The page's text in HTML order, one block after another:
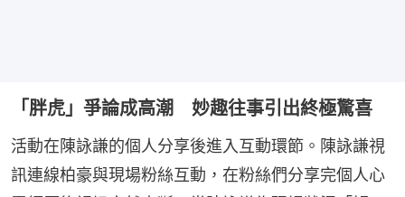
「胖虎」爭論成高潮 妙趣往事引出終極驚喜
活動在陳詠謙的個人分享後進入互動環節。陳詠謙視
訊連線柏豪與現場粉絲互動，在粉絲們分享完個人心